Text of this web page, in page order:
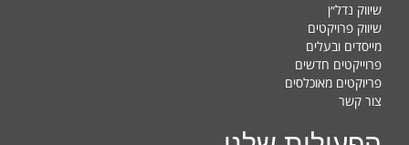
שיווק נדל״ן
שיווק פרויקטים
מייסדים ובעלים
פרוייקטים חדשים
פריוקטים מאוכלסים
צור קשר